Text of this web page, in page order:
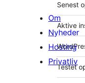
Senest
Aktive
Testet
Om
Nyheder
Hosting
Privatliv